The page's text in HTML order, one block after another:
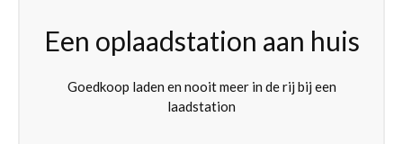
Een oplaadstation aan huis
Goedkoop laden en nooit meer in de rij bij een
laadstation